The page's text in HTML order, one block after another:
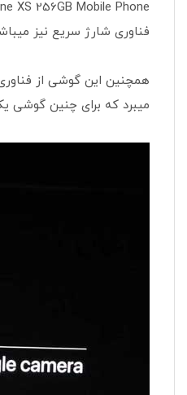
فناوری شارژ سریع نیز
همچنین این گوشی از
میبرد که برای چنین گوشی